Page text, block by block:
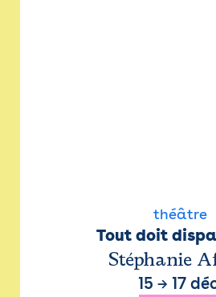
théâtre
Tout doit
Stéphanie
15 → 17